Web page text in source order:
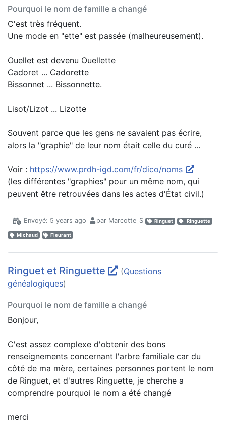
Pourquoi le nom de famille a changé
C'est très fréquent.
Une mode en "ette" est passée (malheureusement).
Ouellet est devenu Ouellette
Cadoret ... Cadorette
Bissonnet ... Bissonnette.
Lisot/Lizot ... Lizotte
Souvent parce que les gens ne savaient pas écrire,
alors la "graphie" de leur nom était celle du curé ...
Voir : https://www.prdh-igd.com/fr/dico/noms
(les différentes "graphies" pour un même nom, qui
peuvent être retrouvées dans les actes d'État civil.)
Envoyé: 5 years ago par Marcotte_S Ringuet Ringuette
Michaud Fleurant
Ringuet et Ringuette (Questions
généalogiques)
Pourquoi le nom de famille a changé
Bonjour,
C'est assez complexe d'obtenir des bons
renseignements concernant l'arbre familiale car du
côté de ma mère, certaines personnes portent le nom
de Ringuet, et d'autres Ringuette, je cherche a
comprendre pourquoi le nom a été changé
merci